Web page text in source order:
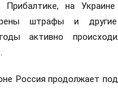
Прибалтике, на
штрафы и
активно
Россия продолжает